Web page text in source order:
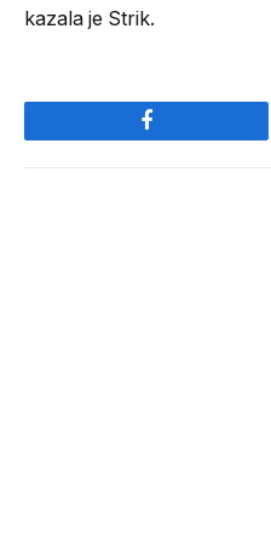
kazala je Strik.
Facebook